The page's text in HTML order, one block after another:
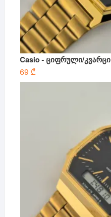
Casio - ციფრული/კვარცი
69 ₾